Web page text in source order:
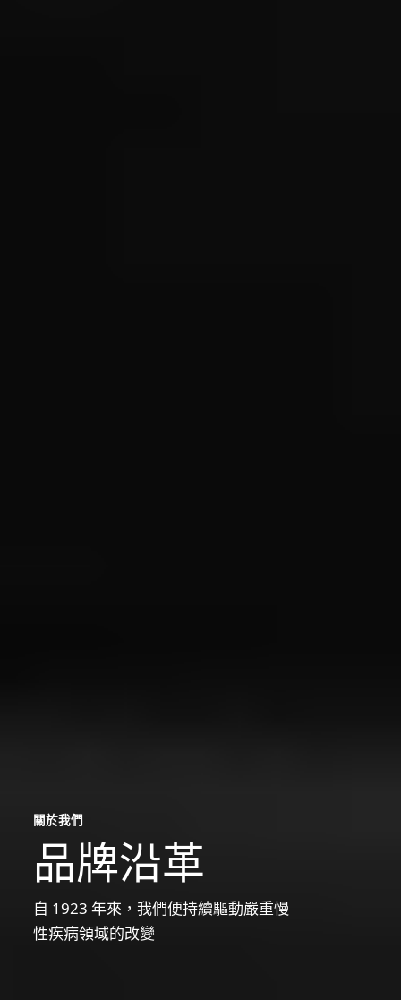
關於我們
品牌沿革
自 1923 年來，我們便持續驅動嚴重慢
性疾病領域的改變